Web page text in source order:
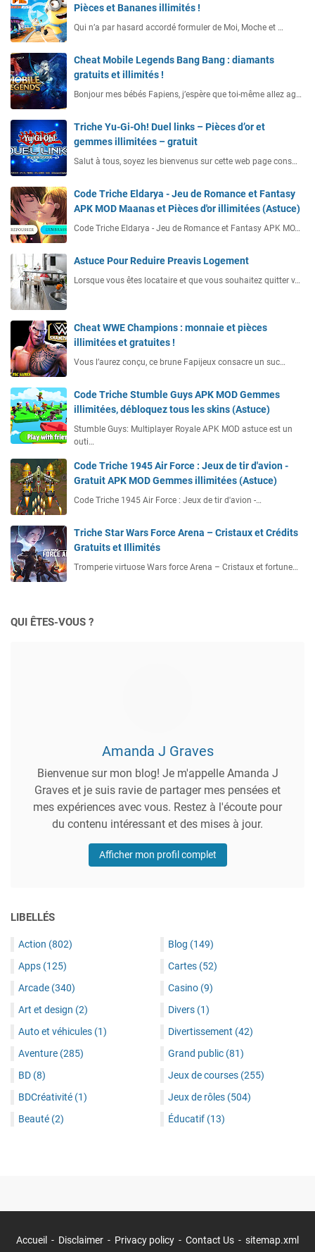
Pièces et Bananes illimités !
Qui n’a par hasard accordé formuler de Moi, Moche et …
Cheat Mobile Legends Bang Bang : diamants
gratuits et illimités !
Bonjour mes bébés Fapiens, j’espère que toi-même allez ag…
Triche Yu-Gi-Oh! Duel links – Pièces d’or et
gemmes illimitées – gratuit
Salut à tous, soyez les bienvenus sur cette web page cons…
Code Triche Eldarya - Jeu de Romance et Fantasy
APK MOD Maanas et Pièces d'or illimitées (Astuce)
Code Triche Eldarya - Jeu de Romance et Fantasy APK MO…
Astuce Pour Reduire Preavis Logement
Lorsque vous êtes locataire et que vous souhaitez quitter v…
Cheat WWE Champions : monnaie et pièces
illimitées et gratuites !
Vous l’aurez conçu, ce brune Fapijeux consacre un suc…
Code Triche Stumble Guys APK MOD Gemmes
illimitées, débloquez tous les skins (Astuce)
Stumble Guys: Multiplayer Royale APK MOD astuce est un
outi…
Code Triche 1945 Air Force : Jeux de tir d'avion -
Gratuit APK MOD Gemmes illimitées (Astuce)
Code Triche 1945 Air Force : Jeux de tir d'avion -…
Triche Star Wars Force Arena – Cristaux et Crédits
Gratuits et Illimités
Tromperie virtuose Wars force Arena – Cristaux et fortune…
QUI ÊTES-VOUS ?
Amanda J Graves
Bienvenue sur mon blog! Je m'appelle Amanda J
Graves et je suis ravie de partager mes pensées et
mes expériences avec vous. Restez à l'écoute pour
du contenu intéressant et des mises à jour.
Afficher mon profil complet
LIBELLÉS
Action (802)
Apps (125)
Arcade (340)
Art et design (2)
Auto et véhicules (1)
Aventure (285)
BD (8)
BDCréativité (1)
Beauté (2)
Blog (149)
Cartes (52)
Casino (9)
Divers (1)
Divertissement (42)
Grand public (81)
Jeux de courses (255)
Jeux de rôles (504)
Éducatif (13)
Accueil Disclaimer Privacy policy Contact Us sitemap.xml